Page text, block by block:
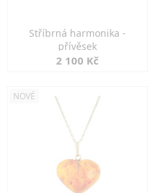
Stříbrná harmonika -
přívěsek
2 100 Kč
NOVÉ